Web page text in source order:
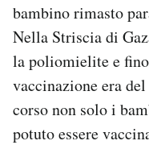
bambino rimasto
Nella Striscia di
la poliomielite e
vaccinazione era
corso non solo i
potuto essere